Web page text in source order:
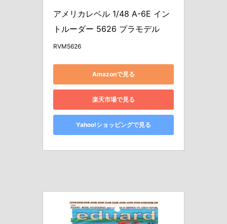
アメリカレベル 1/48 A-6E イン
トルーダー 5626 プラモデル
RVM5626
Amazonで見る
楽天市場で見る
Yahoo!ショッピングで見る